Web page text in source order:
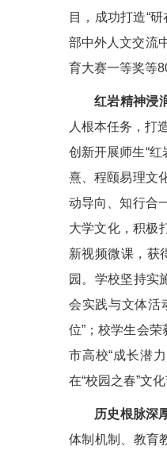
目，成功打造“
部中外人文交流
育大赛一等奖等
红岩精神浸
人根本任务，打
创新开展师生“
熹、程颐易理文
动导向、知行合
大学文化，积极
新视频微课，获
园。学校坚持实
会实践与文体活
位”；校学生会
市高校“成长潜
在“校园之春”文
历史根脉深
体制机制、教育